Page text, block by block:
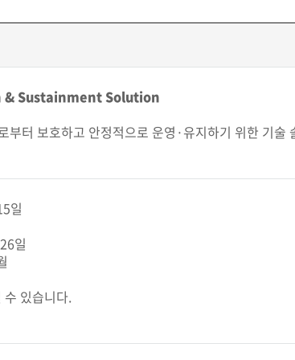
Sustainment Solution
부터 보호하고 안정적으로 운영·유지하기 위한 기술
일
일
있습니다.